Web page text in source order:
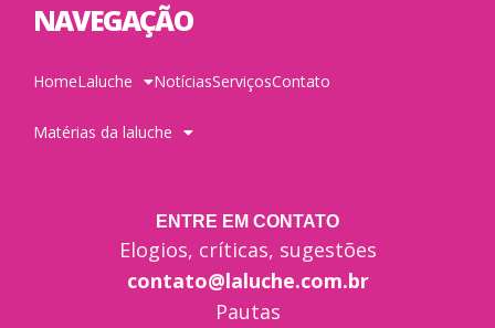
NAVEGAÇÃO
HomeLaluche NotíciasServiçosContato
Matérias da laluche
ENTRE EM CONTATO
Elogios, críticas, sugestões
contato@laluche.com.br
Pautas